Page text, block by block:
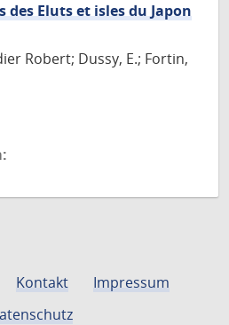
des Eluts et isles du Japon
Robert; Dussy, E.; Fortin,
Kontakt
Impressum